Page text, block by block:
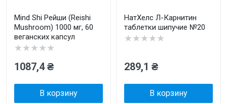
Mind Shi Рейши (Reishi
Mushroom) 1000 мг, 60
веганских капсул
★★★★★
1087,4 ₴
В корзину
НатХелс Л-Карнитин
таблетки шипучие №20
★★★★★
289,1 ₴
В корзину